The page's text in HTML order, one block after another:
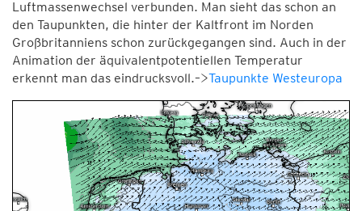
Luftmassenwechsel verbunden. Man sieht das schon an
den Taupunkten, die hinter der Kaltfront im Norden
Großbritanniens schon zurückgegangen sind. Auch in der
Animation der äquivalentpotentiellen Temperatur
erkennt man das eindrucksvoll.–>Taupunkte Westeuropa